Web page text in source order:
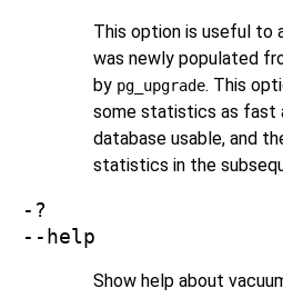
This option is useful to
was newly populated
by pg_upgrade. This
some statistics as fast
database usable, and
statistics in the
-?
--help
Show help about